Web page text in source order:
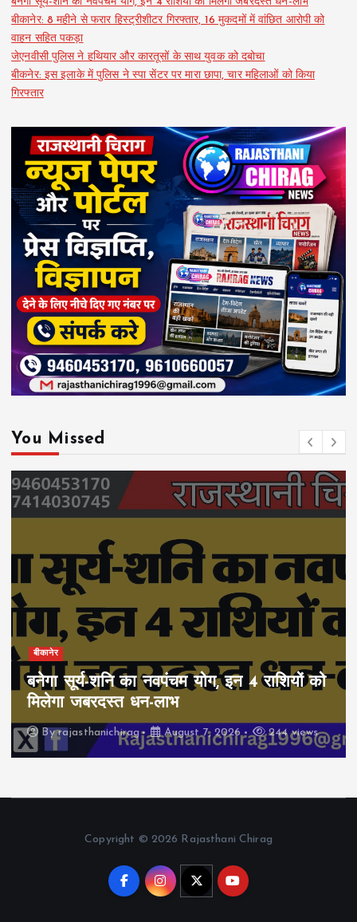
बीकानेर: 8 महीने से फरार हिस्ट्रीशीटर गिरफ्तार, 16 मुकदमों में वांछित आरोपी को
वाहन सहित पकड़ा
जेएनवीसी पुलिस ने हथियार और कारतूसों के साथ युवक को दबोचा
बीकनेर: इस इलाके में पुलिस ने स्पा सेंटर पर मारा छापा, चार महिलाओं को किया
गिरफ्तार
You Missed
बीकानेर
बनेगा सूर्य-शनि का नवपंचम योग, इन 4 राशियों को
मिलेगा जबरदस्त धन-लाभ
Byrajasthanichirag August 7, 2026 244 views
Copyright © 2026 Rajasthani Chirag